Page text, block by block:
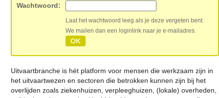
Wachtwoord:
Laat het wachtwoord leeg als je deze vergeten bent.
We mailen dan een loginlink naar je e-mailadres.
OK
Uitvaartbranche is hét platform voor mensen die werkzaam zijn in
het uitvaartwezen en sectoren die betrokken kunnen zijn bij het
overlijden zoals ziekenhuizen, verpleeghuizen, (lokale) overheden,